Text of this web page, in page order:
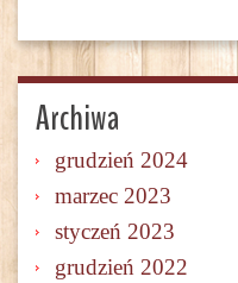
Archiwa
grudzień 2024
marzec 2023
styczeń 2023
grudzień 2022